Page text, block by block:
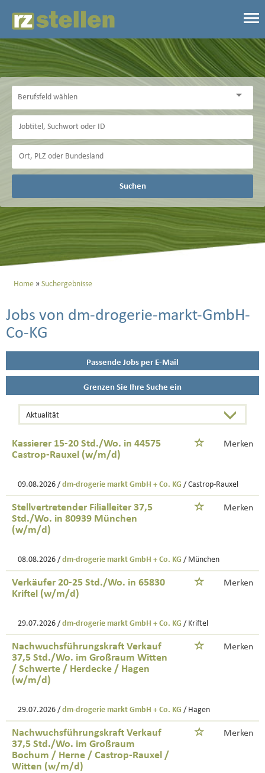
Suchen
Home Suchergebnisse
Jobs von dm-drogerie-markt-GmbH-
Co-KG
Passende Jobs per E-Mail
Grenzen Sie Ihre Suche ein
Kassierer 15-20 Std./Wo. in 44575
Castrop-Rauxel (w/m/d)
Merken
09.08.2026 / dm-drogerie markt GmbH + Co. KG / Castrop-Rauxel
Stellvertretender Filialleiter 37,5
Std./Wo. in 80939 München
(w/m/d)
Merken
08.08.2026 / dm-drogerie markt GmbH + Co. KG / München
Verkäufer 20-25 Std./Wo. in 65830
Kriftel (w/m/d)
Merken
29.07.2026 / dm-drogerie markt GmbH + Co. KG / Kriftel
Nachwuchsführungskraft Verkauf
37,5 Std./Wo. im Großraum Witten
/ Schwerte / Herdecke / Hagen
(w/m/d)
Merken
29.07.2026 / dm-drogerie markt GmbH + Co. KG / Hagen
Nachwuchsführungskraft Verkauf
37,5 Std./Wo. im Großraum
Bochum / Herne / Castrop-Rauxel /
Witten (w/m/d)
Merken